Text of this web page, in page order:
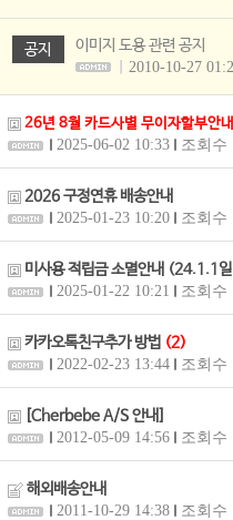
공지 이미지 도용 관련 공지
2010-10-27
26년 8월 카드사별 무이자할부안내
2025-06-02 10:33
조회수
2026 구정연휴 배송안내
2025-01-23 10:20 조회수
미사용 적립금 소멸안내 (24.1.1
2025-01-22 10:21 조회수
카카오톡친구추가 방법 (2)
2022-02-23 13:44 조회수
[Cherbebe A/S 안내]
2012-05-09 14:56 조회수
해외배송안내
2011-10-29 14:38 조회수